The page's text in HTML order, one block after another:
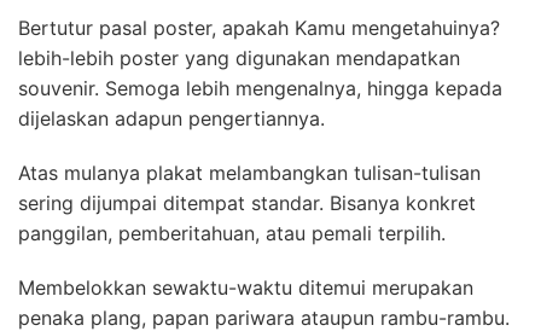
Bertutur pasal poster, apakah Kamu mengetahuinya?
lebih-lebih poster yang digunakan mendapatkan
souvenir. Semoga lebih mengenalnya, hingga kepada
dijelaskan adapun pengertiannya.
Atas mulanya plakat melambangkan tulisan-tulisan
sering dijumpai ditempat standar. Bisanya konkret
panggilan, pemberitahuan, atau pemali terpilih.
Membelokkan sewaktu-waktu ditemui merupakan
penaka plang, papan pariwara ataupun rambu-rambu.